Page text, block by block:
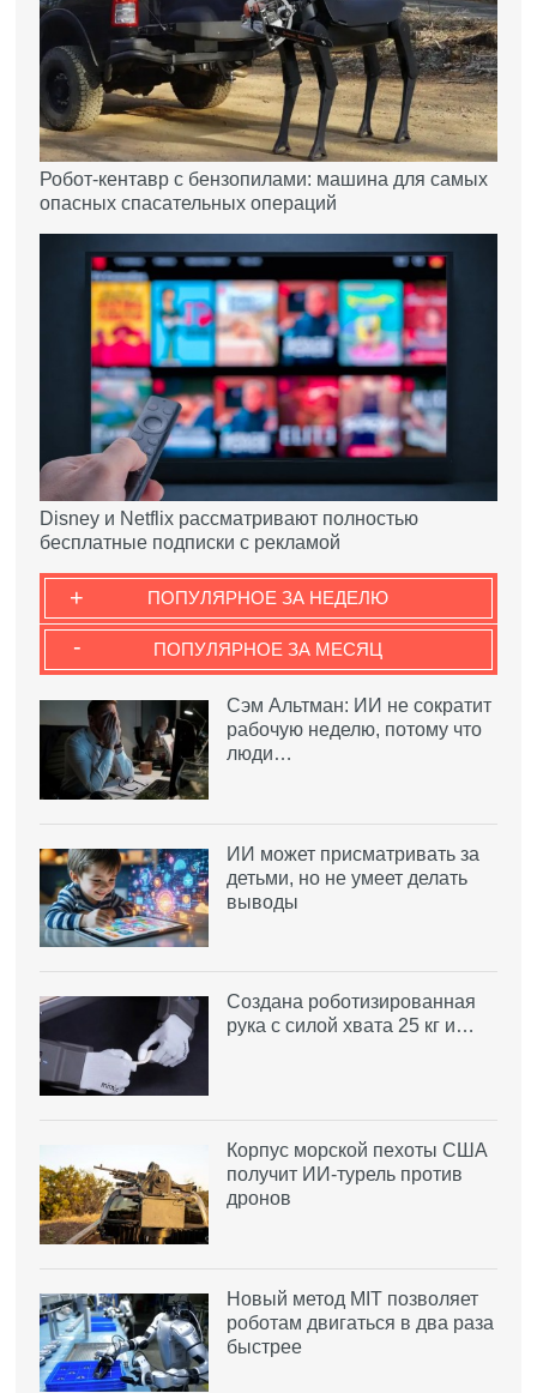
Робот-кентавр с бензопилами: машина для самых
опасных спасательных операций
Disney и Netflix рассматривают полностью
бесплатные подписки с рекламой
ПОПУЛЯРНОЕ ЗА НЕДЕЛЮ
+
ПОПУЛЯРНОЕ ЗА МЕСЯЦ
-
Сэм Альтман: ИИ не сократит
рабочую неделю, потому что
люди…
ИИ может присматривать за
детьми, но не умеет делать
выводы
Создана роботизированная
рука с силой хвата 25 кг и…
Корпус морской пехоты США
получит ИИ-турель против
дронов
Новый метод MIT позволяет
роботам двигаться в два раза
быстрее